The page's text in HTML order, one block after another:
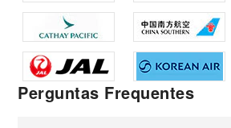
Perguntas Frequentes